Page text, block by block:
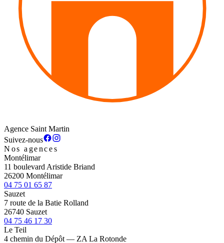
Agence Saint Martin
Suivez-nous
Nos agences
Montélimar
11 boulevard Aristide Briand
26200 Montélimar
04 75 01 65 87
Sauzet
7 route de la Batie Rolland
26740 Sauzet
04 75 46 17 30
Le Teil
4 chemin du Dépôt — ZA La Rotonde